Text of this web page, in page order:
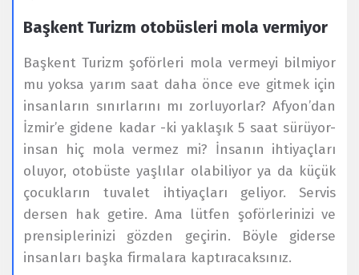
Başkent Turizm otobüsleri mola vermiyor
Başkent Turizm şoförleri mola vermeyi bilmiyor
mu yoksa yarım saat daha önce eve gitmek için
insanların sınırlarını mı zorluyorlar? Afyon’dan
İzmir’e gidene kadar -ki yaklaşık 5 saat sürüyor-
insan hiç mola vermez mi? İnsanın ihtiyaçları
oluyor, otobüste yaşlılar olabiliyor ya da küçük
çocukların tuvalet ihtiyaçları geliyor. Servis
dersen hak getire. Ama lütfen şoförlerinizi ve
prensiplerinizi gözden geçirin. Böyle giderse
insanları başka firmalara kaptıracaksınız.